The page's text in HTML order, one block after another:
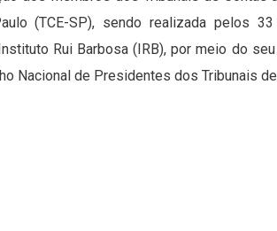
(TCE-SP), sendo realizada pelos
Rui Barbosa (IRB), por meio do
Nacional de Presidentes dos Tribunais